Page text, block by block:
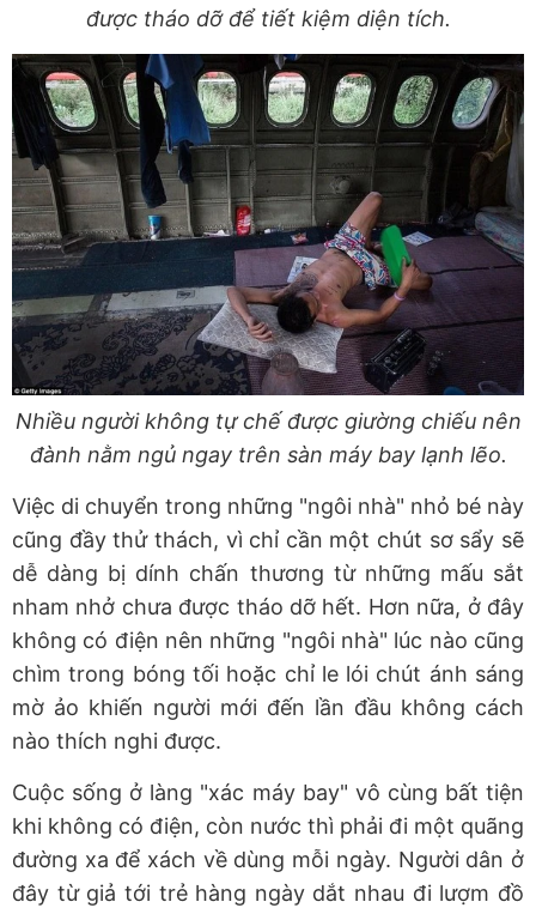
được tháo dỡ để tiết kiệm diện tích.
Nhiều người không tự chế được giường chiếu nên
đành nằm ngủ ngay trên sàn máy bay lạnh lẽo.
Việc di chuyển trong những "ngôi nhà" nhỏ bé này
cũng đầy thử thách, vì chỉ cần một chút sơ sẩy sẽ
dễ dàng bị dính chấn thương từ những mấu sắt
nham nhở chưa được tháo dỡ hết. Hơn nữa, ở đây
không có điện nên những "ngôi nhà" lúc nào cũng
chìm trong bóng tối hoặc chỉ le lói chút ánh sáng
mờ ảo khiến người mới đến lần đầu không cách
nào thích nghi được.
Cuộc sống ở làng "xác máy bay" vô cùng bất tiện
khi không có điện, còn nước thì phải đi một quãng
đường xa để xách về dùng mỗi ngày. Người dân ở
đây từ giả tới trẻ hàng ngày dắt nhau đi lượm đồ